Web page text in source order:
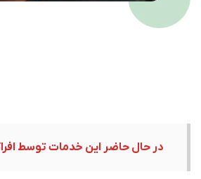
در حال حاضر این خدمات توسط